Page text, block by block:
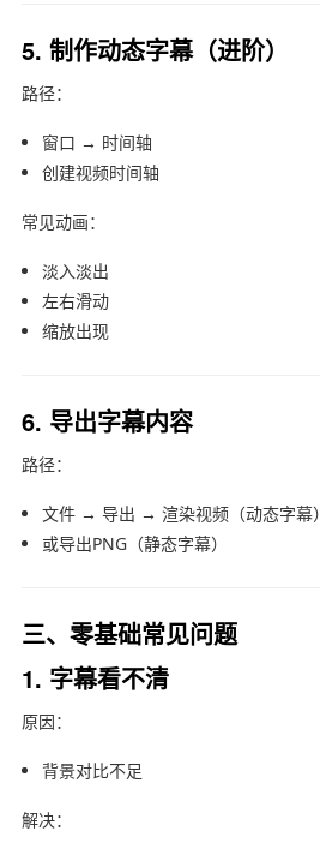
5. 制作动态字幕（进阶）
路径：
窗口 → 时间轴
创建视频时间轴
常见动画：
淡入淡出
左右滑动
缩放出现
6. 导出字幕内容
路径：
文件 → 导出 → 渲染视频（动态字幕）
或导出PNG（静态字幕）
三、零基础常见问题
1. 字幕看不清
原因：
背景对比不足
解决：